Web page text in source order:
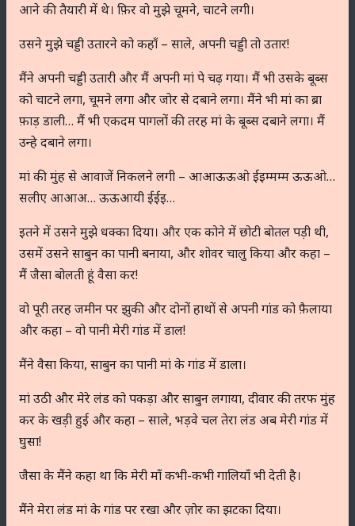
आने की तैयारी में थे। फ़िर वो मुझे चूमने, चाटने लगी।
उसने मुझे चड्डी उतारने को कहाँ – साले, अपनी चड्डी तो उतार!
मैंने अपनी चड्डी उतारी और मैं अपनी मां पे चढ़ गया। मैं भी उसके बूब्स
को चाटने लगा, चूमने लगा और जोर से दबाने लगा। मैंने भी मां का ब्रा
फ़ाड़ डाली… मैं भी एकदम पागलों की तरह मां के बूब्स दबाने लगा। मैं
उन्हे दबाने लगा।
मां की मुंह से आवाजें निकलने लगी – आआऊऊओ ईइम्मम्म ऊऊओ…
सलीए आआअ… ऊऊआयी ईईइ…
इतने में उसने मुझे धक्का दिया। और एक कोने में छोटी बोतल पड़ी थी,
उसमें उसने साबुन का पानी बनाया, और शोवर चालु किया और कहा –
मैं जैसा बोलती हूं वैसा कर!
वो पूरी तरह जमीन पर झुकी और दोनों हाथों से अपनी गांड को फ़ैलाया
और कहा – वो पानी मेरी गांड में डाल!
मैंने वैसा किया, साबुन का पानी मां के गांड में डाला।
मां उठी और मेरे लंड को पकड़ा और साबुन लगाया, दीवार की तरफ मुंह
कर के खड़ी हुई और कहा – साले, भड़वे चल तेरा लंड अब मेरी गांड में
घुसा!
जैसा के मैंने कहा था कि मेरी माँ कभी-कभी गालियाँ भी देती है।
मैंने मेरा लंड मां के गांड पर रखा और ज़ोर का झटका दिया।